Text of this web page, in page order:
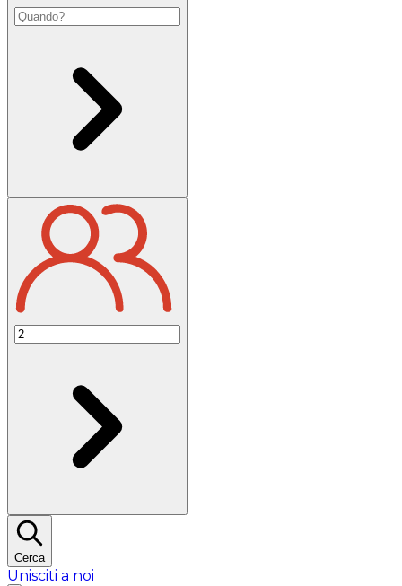
Cerca
Unisciti a noi